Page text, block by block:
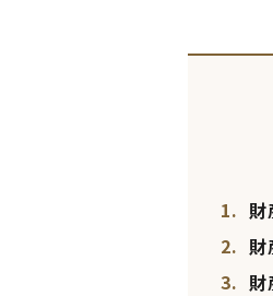
1. 財
2. 財
3. 財